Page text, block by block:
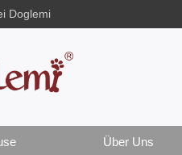
Doglemi
Über Uns